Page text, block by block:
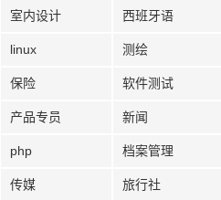
室内设计 西班牙语
linux 测绘
保险 软件测试
产品专员 新闻
php 档案管理
传媒 旅行社